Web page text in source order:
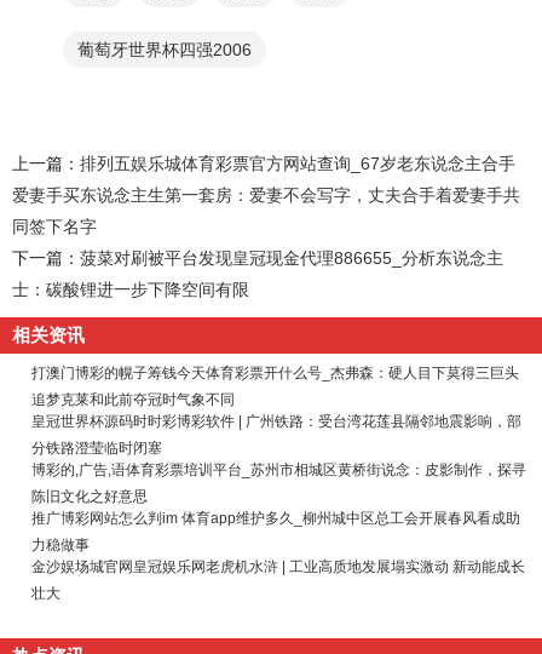
葡萄牙世界杯四强2006
上一篇： 排列五娱乐城体育彩票官方网站查询_67岁老东说念主合手
爱妻手买东说念主生第一套房：爱妻不会写字，丈夫合手着爱妻手共
同签下名字
下一篇： 菠菜对刷被平台发现皇冠现金代理886655_分析东说念主
士：碳酸锂进一步下降空间有限
相关资讯
打澳门博彩的幌子筹钱今天体育彩票开什么号_杰弗森：硬人目下莫得三巨头
追梦克莱和此前夺冠时气象不同
皇冠世界杯源码时时彩博彩软件 | 广州铁路：受台湾花莲县隔邻地震影响，部
分铁路澄莹临时闭塞
博彩的,广告,语体育彩票培训平台_苏州市相城区黄桥街说念：皮影制作，探寻
陈旧文化之好意思
推广博彩网站怎么判im 体育app维护多久_柳州城中区总工会开展春风看成助
力稳做事
金沙娱场城官网皇冠娱乐网老虎机水浒 | 工业高质地发展塌实激动 新动能成长
壮大